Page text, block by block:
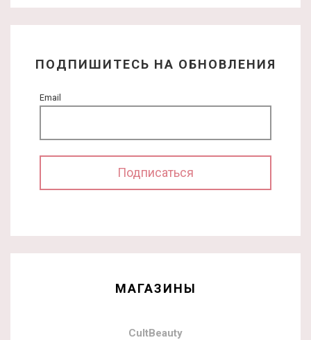
ПОДПИШИТЕСЬ НА ОБНОВЛЕНИЯ
Email
МАГАЗИНЫ
CultBeauty